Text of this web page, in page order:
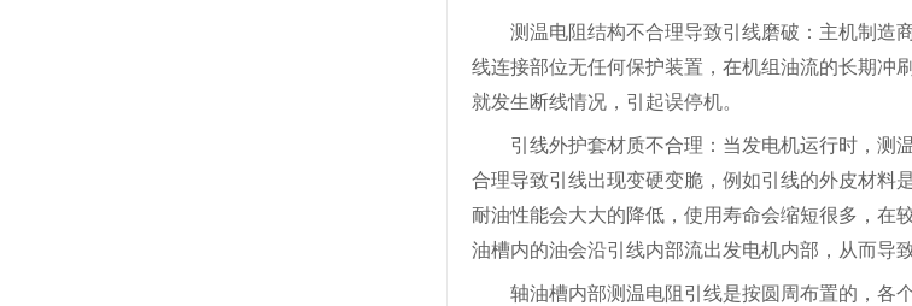
测温电阻结构不合理导致引线磨破：主机制造
线连接部位无任何保护装置，在机组油流的长期冲
就发生断线情况，引起误停机。
引线外护套材质不合理：当发电机运行时，测
合理导致引线出现变硬变脆，例如引线的外皮材料
耐油性能会大大的降低，使用寿命会缩短很多，在
油槽内的油会沿引线内部流出发电机内部，从而导
轴油槽内部测温电阻引线是按圆周布置的，各